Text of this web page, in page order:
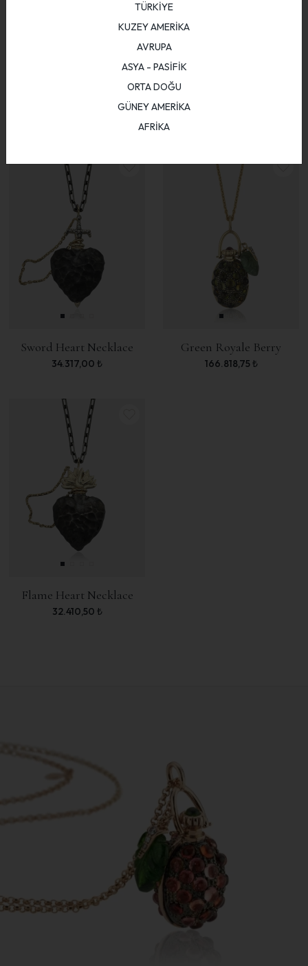
Amphora with Diamond
Sword Heart Necklace
34.317,00 ₺
Green Royale Berry
166.818,75₺
Flame Heart Necklace
32.410,50 ₺
TÜRKİYE
KUZEY AMERİKA
AVRUPA
ASYA - PASİFİK
ORTA DOĞU
GÜNEY AMERİKA
AFRİKA